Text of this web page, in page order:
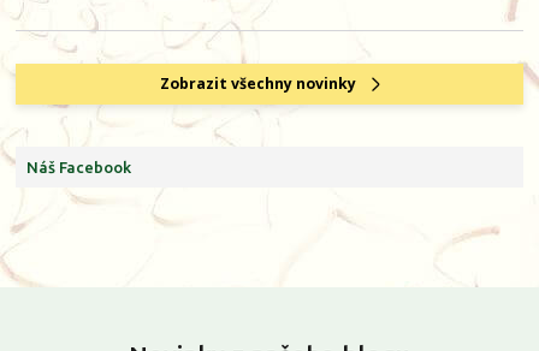
Zobrazit všechny novinky
Náš Facebook